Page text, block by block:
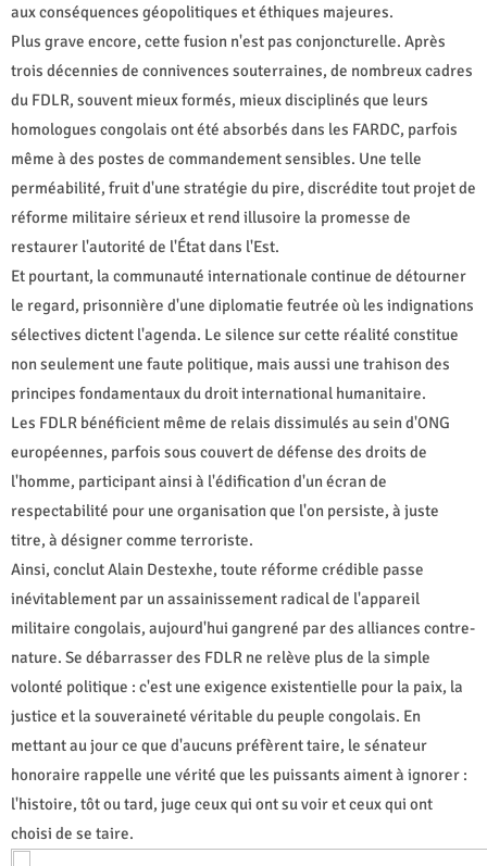
aux conséquences géopolitiques et éthiques majeures.
Plus grave encore, cette fusion n'est pas conjoncturelle. Après
trois décennies de connivences souterraines, de nombreux cadres
du FDLR, souvent mieux formés, mieux disciplinés que leurs
homologues congolais ont été absorbés dans les FARDC, parfois
même à des postes de commandement sensibles. Une telle
perméabilité, fruit d'une stratégie du pire, discrédite tout projet de
réforme militaire sérieux et rend illusoire la promesse de
restaurer l'autorité de l'État dans l'Est.
Et pourtant, la communauté internationale continue de détourner
le regard, prisonnière d'une diplomatie feutrée où les indignations
sélectives dictent l'agenda. Le silence sur cette réalité constitue
non seulement une faute politique, mais aussi une trahison des
principes fondamentaux du droit international humanitaire.
Les FDLR bénéficient même de relais dissimulés au sein d'ONG
européennes, parfois sous couvert de défense des droits de
l'homme, participant ainsi à l'édification d'un écran de
respectabilité pour une organisation que l'on persiste, à juste
titre, à désigner comme terroriste.
Ainsi, conclut Alain Destexhe, toute réforme crédible passe
inévitablement par un assainissement radical de l'appareil
militaire congolais, aujourd'hui gangrené par des alliances contre-
nature. Se débarrasser des FDLR ne relève plus de la simple
volonté politique : c'est une exigence existentielle pour la paix, la
justice et la souveraineté véritable du peuple congolais. En
mettant au jour ce que d'aucuns préfèrent taire, le sénateur
honoraire rappelle une vérité que les puissants aiment à ignorer :
l'histoire, tôt ou tard, juge ceux qui ont su voir et ceux qui ont
choisi de se taire.